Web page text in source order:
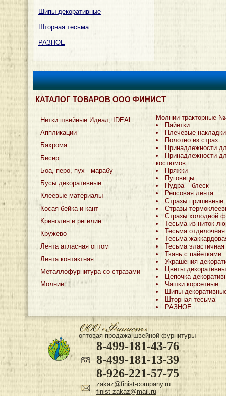
Шипы декоративные
Шторная тесьма
РАЗНОЕ
КАТАЛОГ ТОВАРОВ ООО ФИНИСТ
Нитки швейные Идеал, IDEAL
Аппликации
Бахрома
Бисер
Боа, перо, пух - марабу
Бусы декоративные
Клеевые материалы
Косая бейка и кант
Кринолин и регилин
Кружево
Лента атласная оптом
Лента контактная
Металлофурнитура со стразами
Молнии
Молнии тракторные
Пайетки
Плечевые накладки
Полотно из страз
Принадлежности
Принадлежности
костюмов
Пряжки
Пуговицы
Пудра – блеск
Репсовая лента
Стразы пришивные
Стразы
Стразы холодной
Тесьма из ниток
Тесьма отделочная
Тесьма
Тесьма эластичная
Ткань с пайетками
Украшения
Цветы
Цепочка
Чашки корсетные
Шипы
Шторная тесьма
РАЗНОЕ
оптовая продажа швейной фурнитуры
8-499-181-43-76
8-499-181-13-39
8-926-221-57-75
zakaz@finist-company.ru
finist-zakaz@mail.ru